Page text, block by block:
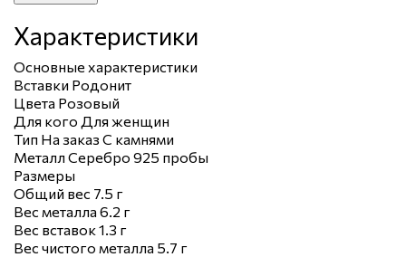
Характеристики
Основные характеристики
Вставки Родонит
Цвета Розовый
Для кого Для женщин
Тип На заказ С камнями
Металл Серебро 925 пробы
Размеры
Общий вес 7.5 г
Вес металла 6.2 г
Вес вставок1.3 г
Вес чистого металла 5.7 г